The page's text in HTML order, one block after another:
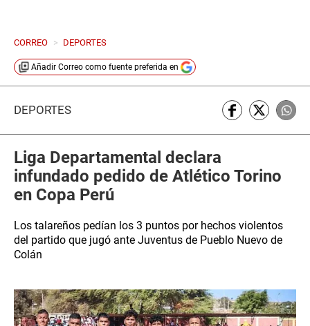
CORREO > DEPORTES
Añadir Correo como fuente preferida en
DEPORTES
Liga Departamental declara
infundado pedido de Atlético Torino
en Copa Perú
Los talareños pedían los 3 puntos por hechos violentos
del partido que jugó ante Juventus de Pueblo Nuevo de
Colán